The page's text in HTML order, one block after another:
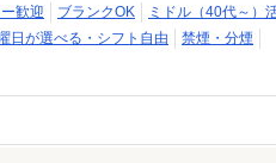
歓迎 ブランクOK
ミドル（40代～）
日が選べる・シフト自由
禁煙・分煙